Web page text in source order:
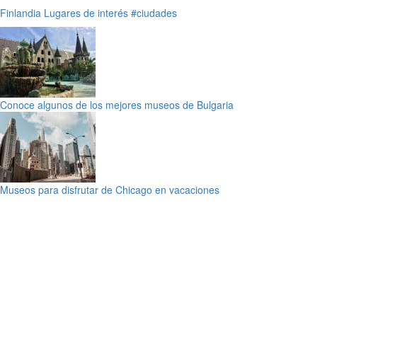
Finlandia Lugares de interés #ciudades
Conoce algunos de los mejores museos de Bulgaria
Museos para disfrutar de Chicago en vacaciones